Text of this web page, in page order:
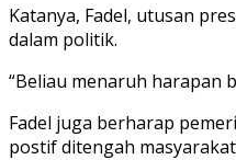
Katanya, Fadel, utusan
dalam politik.
“Beliau menaruh harapan
Fadel juga berharap
postif ditengah